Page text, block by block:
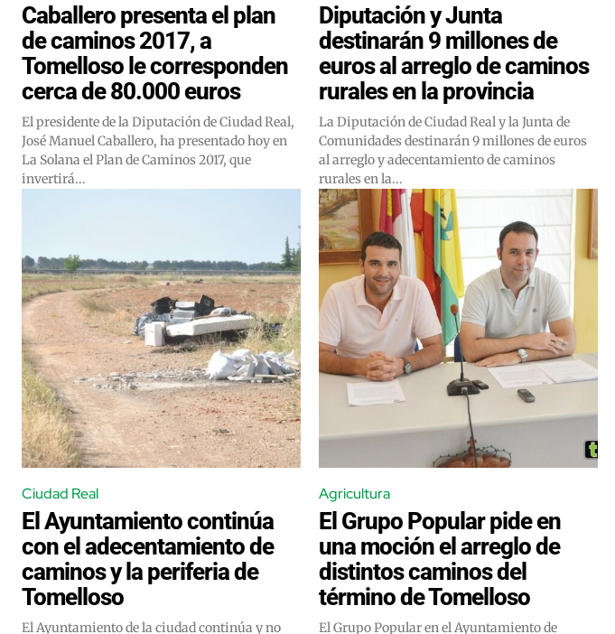
Caballero presenta el plan
de caminos 2017, a
Tomelloso le corresponden
cerca de 80.000 euros
El presidente de la Diputación de Ciudad Real,
José Manuel Caballero, ha presentado hoy en
La Solana el Plan de Caminos 2017, que
invertirá...
Diputación y Junta
destinarán 9 millones de
euros al arreglo de caminos
rurales en la provincia
La Diputación de Ciudad Real y la Junta de
Comunidades destinarán 9 millones de euros
al arreglo y adecentamiento de caminos
rurales en la...
Ciudad Real
El Ayuntamiento continúa
con el adecentamiento de
caminos y la periferia de
Tomelloso
El Ayuntamiento de la ciudad continúa y no
Agricultura
El Grupo Popular pide en
una moción el arreglo de
distintos caminos del
término de Tomelloso
El Grupo Popular en el Ayuntamiento de